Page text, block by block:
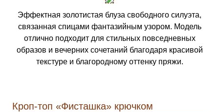
Эффектная золотистая блуза свободного силуэта,
связанная спицами фантазийным узором. Модель
отлично подходит для стильных повседневных
образов и вечерних сочетаний благодаря красивой
текстуре и благородному оттенку пряжи.
Кроп-топ «Фисташка» крючком